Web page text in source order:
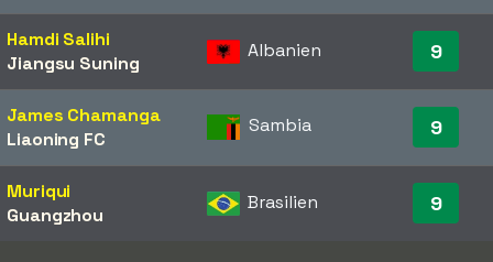
Hamdi Salihi
Jiangsu Suning
Albanien 9
James Chamanga
Liaoning FC
Sambia 9
Muriqui
Guangzhou
Brasilien 9